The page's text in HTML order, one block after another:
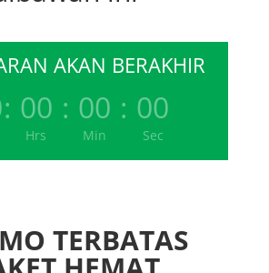
AKAN BERAKHIR
: 00
Hrs
: 00
Min
: 00
Sec
TERBATAS